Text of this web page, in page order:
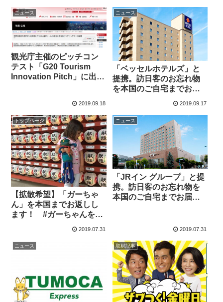
ニュース
観光庁主催のピッチコン
テスト「G20 Tourism
Innovation Pitch」に出場
2019.09.18
ニュース
「ベッセルホテルズ」と
提携。訪日客のお忘れ物
を本国のご自宅までお届
2019.09.17
トップページ
【拡散希望】「ガーちゃ
ん」を本国までお返しし
ます！ #ガーちゃんを探
2019.07.31
ニュース
「JRイン グループ」と提
携。訪日客のお忘れ物を
本国のご自宅までお届け
2019.07.31
ニュース 取材記事